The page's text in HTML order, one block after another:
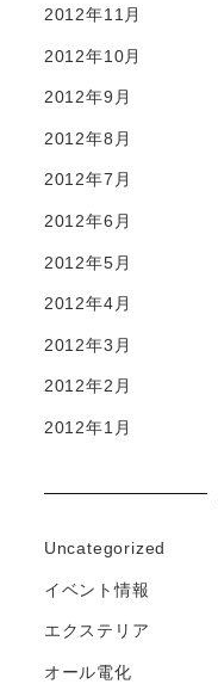
2012年11月
2012年10月
2012年9月
2012年8月
2012年7月
2012年6月
2012年5月
2012年4月
2012年3月
2012年2月
2012年1月
Uncategorized
イベント情報
エクステリア
オール電化